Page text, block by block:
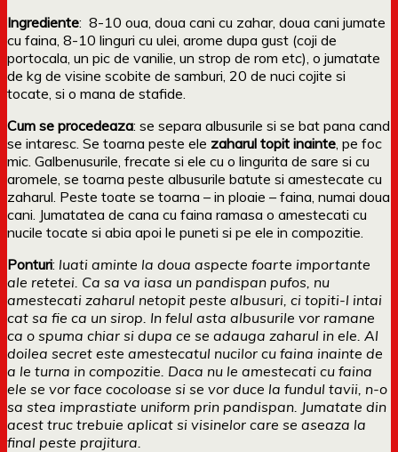
Ingrediente: 8-10 oua, doua cani cu zahar, doua cani jumate
cu faina, 8-10 linguri cu ulei, arome dupa gust (coji de
portocala, un pic de vanilie, un strop de rom etc), o jumatate
de kg de visine scobite de samburi, 20 de nuci cojite si
tocate, si o mana de stafide.
Cum se procedeaza: se separa albusurile si se bat pana cand
se intaresc. Se toarna peste ele zaharul topit inainte , pe foc
mic. Galbenusurile, frecate si ele cu o lingurita de sare si cu
aromele, se toarna peste albusurile batute si amestecate cu
zaharul. Peste toate se toarna – in ploaie – faina, numai doua
cani. Jumatatea de cana cu faina ramasa o amestecati cu
nucile tocate si abia apoi le puneti si pe ele in compozitie.
Ponturi: luati aminte la doua aspecte foarte importante
ale retetei. Ca sa va iasa un pandispan pufos, nu
amestecati zaharul netopit peste albusuri, ci topiti-l intai
cat sa fie ca un sirop. In felul asta albusurile vor ramane
ca o spuma chiar si dupa ce se adauga zaharul in ele. Al
doilea secret este amestecatul nucilor cu faina inainte de
a le turna in compozitie. Daca nu le amestecati cu faina
ele se vor face cocoloase si se vor duce la fundul tavii, n-o
sa stea imprastiate uniform prin pandispan. Jumatate din
acest truc trebuie aplicat si visinelor care se aseaza la
final peste prajitura.